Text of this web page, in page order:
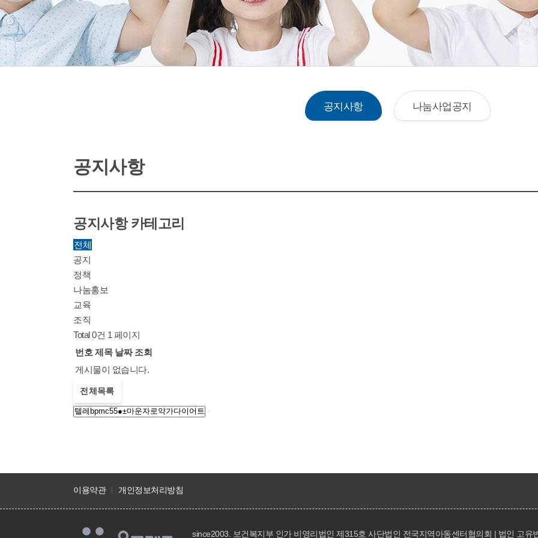
공지사항 나눔사업공지
공지사항
공지사항 카테고리
전체
공지
정책
나눔홍보
교육
조직
Total 0건 1 페이지
번호 제목 날짜 조회
게시물이 없습니다.
전체목록
이용약관 개인정보처리방침
since2003. 보건복지부 인가 비영리법인 제315호 사단법인 전국지역아동센터협의회 | 법인 고유